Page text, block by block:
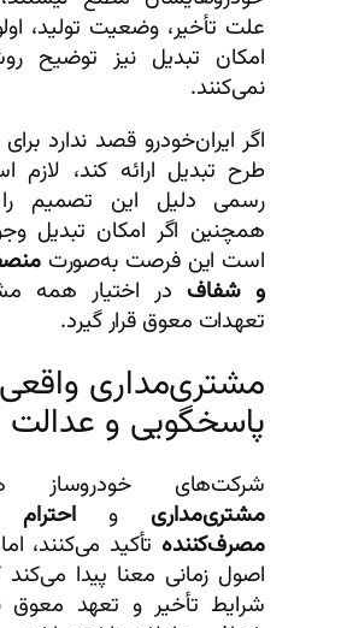
علت تأخیر، وضعیت تولید،
امکان تبدیل نیز توضیح
نمی‌کنند.
اگر ایران‌خودرو قصد ندارد
طرح تبدیل ارائه کند،
رسمی دلیل این تصمیم را
همچنین اگر امکان تبدیل
است این فرصت به‌صورت
و شفاف در اختیار همه
تعهدات معوق قرار گیرد.
مشتری‌مداری
پاسخگویی و عدالت
شرکت‌های خودروساز
مشتری‌مداری و
مصرف‌کننده تأکید می‌کنند،
اصول زمانی معنا پیدا
شرایط تأخیر و تعهد معوق